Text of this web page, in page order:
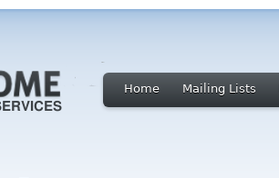
Home Mailing Lists